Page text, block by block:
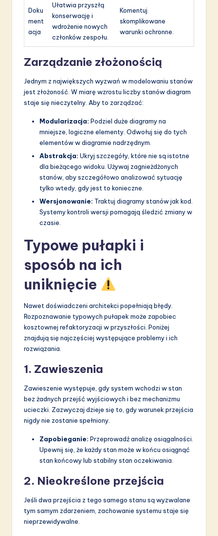
Doku
ment
acja
Ułatwia przyszłą
konserwację i
wdrożenie nowych
członków zespołu.
Komentuj
skomplikowane
warunki ochronne.
Zarządzanie złożonością
Jednym z największych wyzwań w modelowaniu stanów
jest złożoność. W miarę wzrostu liczby stanów diagram
staje się nieczytelny. Aby to zarządzać:
Modularizacja: Podziel duże diagramy na
mniejsze, logiczne elementy. Odwołuj się do tych
elementów w diagramie nadrzędnym.
Abstrakcja: Ukryj szczegóły, które nie są istotne
dla bieżącego widoku. Używaj zagnieżdżonych
stanów, aby szczegółowo analizować sytuację
tylko wtedy, gdy jest to konieczne.
Wersjonowanie: Traktuj diagramy stanów jak kod.
Systemy kontroli wersji pomagają śledzić zmiany w
czasie.
Typowe pułapki i
sposób na ich
uniknięcie
Nawet doświadczeni architekci popełniają błędy.
Rozpoznawanie typowych pułapek może zapobiec
kosztownej refaktoryzacji w przyszłości. Poniżej
znajdują się najczęściej występujące problemy i ich
rozwiązania.
1. Zawieszenia
Zawieszenie występuje, gdy system wchodzi w stan
bez żadnych przejść wyjściowych i bez mechanizmu
ucieczki. Zazwyczaj dzieje się to, gdy warunek przejścia
nigdy nie zostanie spełniony.
Zapobieganie: Przeprowadź analizę osiągalności.
Upewnij się, że każdy stan może w końcu osiągnąć
stan końcowy lub stabilny stan oczekiwania.
2. Nieokreślone przejścia
Jeśli dwa przejścia z tego samego stanu są wyzwalane
tym samym zdarzeniem, zachowanie systemu staje się
nieprzewidywalne.